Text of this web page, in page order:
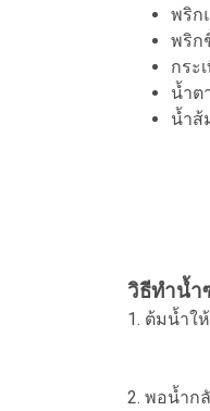
พริก
พริก
กระ
น้ำต
น้ำส้
วิธีทำน้ำ
1. ต้มน้ำใ
2. พอน้ำก